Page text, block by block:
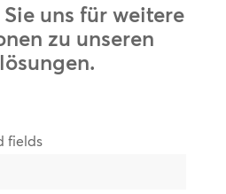
uns für weitere
zu unseren
fields